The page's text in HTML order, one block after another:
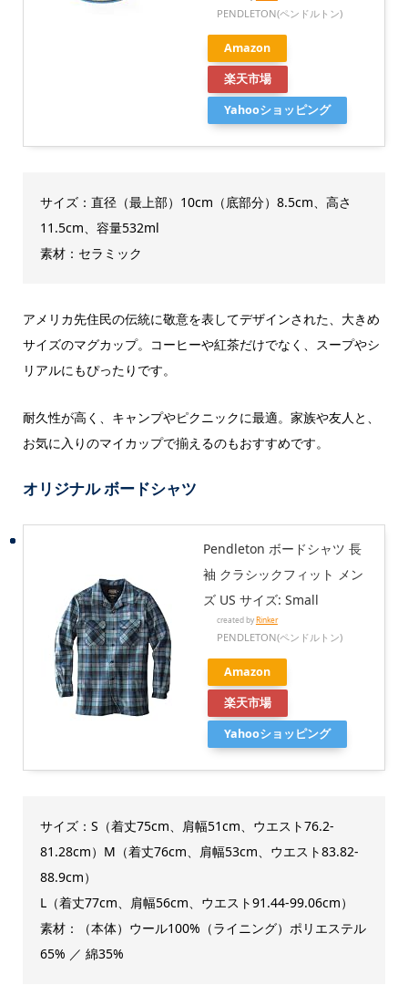
PENDLETON(ペンドルトン)
Amazon
楽天市場
Yahooショッピング
サイズ：直径（最上部）10cm（底部分）8.5cm、高さ
11.5cm、容量532ml
素材：セラミック
アメリカ先住民の伝統に敬意を表してデザインされた、大きめ
サイズのマグカップ。コーヒーや紅茶だけでなく、スープやシ
リアルにもぴったりです。
耐久性が高く、キャンプやピクニックに最適。家族や友人と、
お気に入りのマイカップで揃えるのもおすすめです。
オリジナル ボードシャツ
Pendleton ボードシャツ 長
袖 クラシックフィット メン
ズ US サイズ: Small
created byRinker
PENDLETON(ペンドルトン)
Amazon
楽天市場
Yahooショッピング
サイズ：S（着丈75cm、肩幅51cm、ウエスト76.2-
81.28cm）M（着丈76cm、肩幅53cm、ウエスト83.82-
88.9cm）
L（着丈77cm、肩幅56cm、ウエスト91.44-99.06cm）
素材：（本体）ウール100%（ライニング）ポリエステル
65% ／ 綿35%